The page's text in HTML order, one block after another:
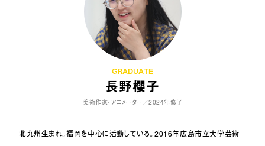
GRADUATE
長野櫻子
美術作家・アニメーター／2024年修了
北九州生まれ。福岡を中心に活動している。2016年広島市立大学芸術